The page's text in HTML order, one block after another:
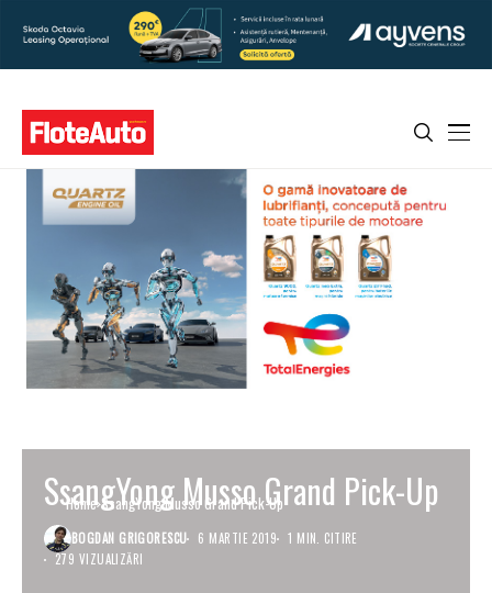
Home SsangYong Musso Grand Pick-Up
SsangYong Musso Grand Pick-Up
BOGDAN GRIGORESCU 6 MARTIE 2019
1 MIN. CITIRE
279 VIZUALIZĂRI